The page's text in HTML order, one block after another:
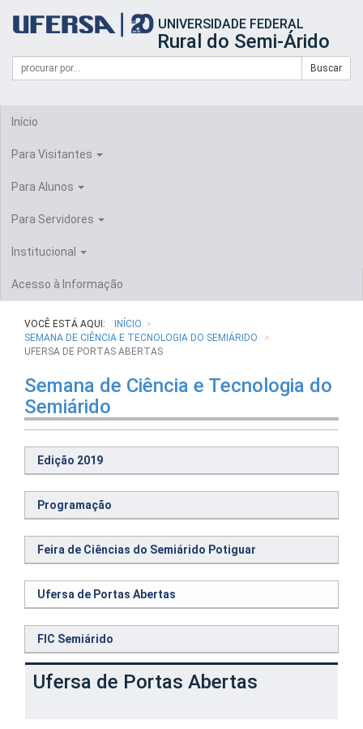
portal
UFERSA
UNIVERSIDADE FEDERAL
Rural do Semi-Árido
Formulário
Busca
Campo
de
Buscar
Início
Para Visitantes
Para Alunos
Para Servidores
Institucional
Acesso à Informação
VOCÊ ESTÁ AQUI:
INÍCIO
SEMANA DE CIÊNCIA E TECNOLOGIA DO SEMIÁRIDO
UFERSA DE PORTAS ABERTAS
Semana de Ciência e Tecnologia do
Semiárido
Edição 2019
Programação
Feira de Ciências do Semiárido Potiguar
Ufersa de Portas Abertas
FIC Semiárido
Ufersa de Portas Abertas